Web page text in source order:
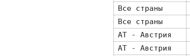
Все страны
Все страны
AT - Австрия
AT - Австрия